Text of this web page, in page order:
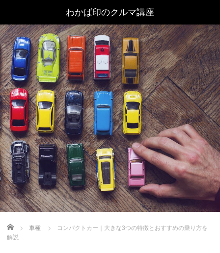
Home 車種
コンパクトカー｜大きな3つの特徴とおすすめの乗り方を
解説